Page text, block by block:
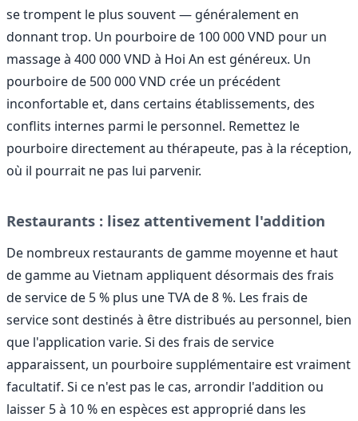
se trompent le plus souvent — généralement en
donnant trop. Un pourboire de 100 000 VND pour un
massage à 400 000 VND à Hoi An est généreux. Un
pourboire de 500 000 VND crée un précédent
inconfortable et, dans certains établissements, des
conflits internes parmi le personnel. Remettez le
pourboire directement au thérapeute, pas à la réception,
où il pourrait ne pas lui parvenir.
Restaurants : lisez attentivement l'addition
De nombreux restaurants de gamme moyenne et haut
de gamme au Vietnam appliquent désormais des frais
de service de 5 % plus une TVA de 8 %. Les frais de
service sont destinés à être distribués au personnel, bien
que l'application varie. Si des frais de service
apparaissent, un pourboire supplémentaire est vraiment
facultatif. Si ce n'est pas le cas, arrondir l'addition ou
laisser 5 à 10 % en espèces est approprié dans les